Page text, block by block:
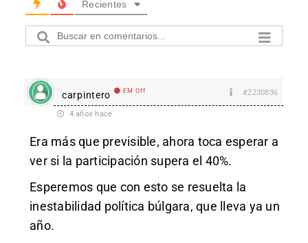
Recientes
carpintero EM Off #2230836
4 años hace
Era más que previsible, ahora toca esperar a
ver si la participación supera el 40%.
Esperemos que con esto se resuelta la
inestabilidad política búlgara, que lleva ya un
año.